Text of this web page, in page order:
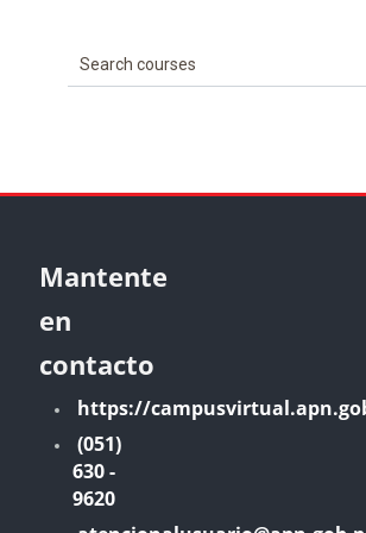
Mantente
en
contacto
https://
(051)
630 -
9620